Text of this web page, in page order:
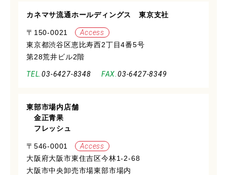
カネマサ流通ホールディングス 東京支社
〒150-0021
Access
東京都渋谷区恵比寿西2丁目4番5号
第28荒井ビル2階
03-6427-8348 03-6427-8349
東部市場内店舗
金正青果
フレッシュ
〒546-0001
Access
大阪府大阪市東住吉区今林1-2-68
大阪市中央卸売市場東部市場内